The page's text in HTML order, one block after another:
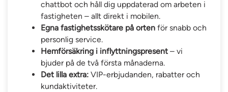
chattbot och håll dig uppdaterad om arbeten i
fastigheten – allt direkt i mobilen.
Egna fastighetsskötare på orten för snabb och
personlig service.
Hemförsäkring i inflyttningspresent – vi
bjuder på de två första månaderna.
Det lilla extra: VIP-erbjudanden, rabatter och
kundaktiviteter.